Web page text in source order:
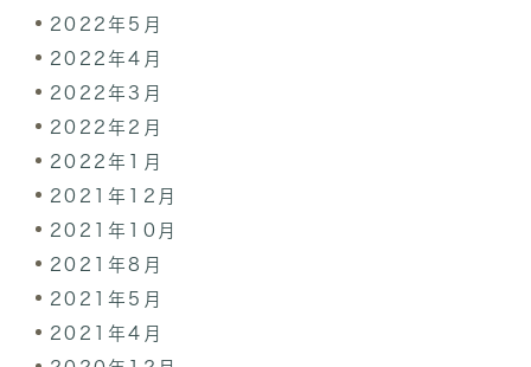
2022年5月
2022年4月
2022年3月
2022年2月
2022年1月
2021年12月
2021年10月
2021年8月
2021年5月
2021年4月